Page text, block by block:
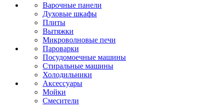
Варочные панели
Духовые шкафы
Плиты
Вытяжки
Микроволновые печи
Пароварки
Посудомоечные машины
Стиральные машины
Холодильники
Аксессуары
Мойки
Cмесители